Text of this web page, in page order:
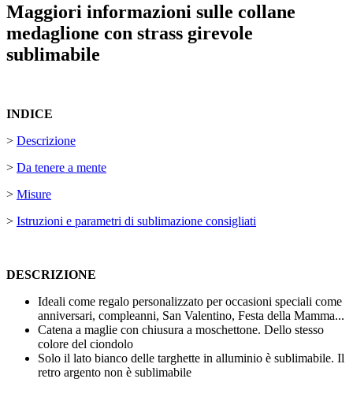
Maggiori informazioni sulle collane
medaglione con strass girevole
sublimabile
INDICE
> Descrizione
> Da tenere a mente
> Misure
> Istruzioni e parametri di sublimazione consigliati
DESCRIZIONE
Ideali come regalo personalizzato per occasioni speciali come
anniversari, compleanni, San Valentino, Festa della Mamma...
Catena a maglie con chiusura a moschettone. Dello stesso
colore del ciondolo
Solo il lato bianco delle targhette in alluminio è sublimabile. Il
retro argento non è sublimabile